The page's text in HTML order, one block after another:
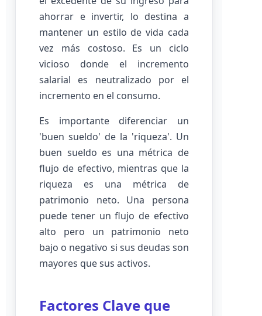
ahorrar e invertir, lo destina a
mantener un estilo de vida cada
vez más costoso. Es un ciclo
vicioso donde el incremento
salarial es neutralizado por el
incremento en el consumo.
Es importante diferenciar un
'buen sueldo' de la 'riqueza'. Un
buen sueldo es una métrica de
flujo de efectivo, mientras que la
riqueza es una métrica de
patrimonio neto. Una persona
puede tener un flujo de efectivo
alto pero un patrimonio neto
bajo o negativo si sus deudas son
mayores que sus activos.
Factores Clave que